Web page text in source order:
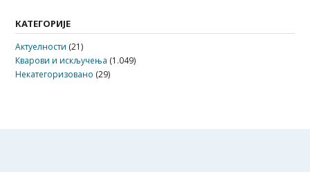
КАТЕГОРИЈЕ
Актуелности (21)
Кварови и искључења (1.049)
Некатегоризовано (29)